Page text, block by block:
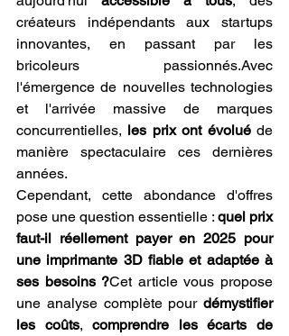
créateurs indépendants aux startups
innovantes, en passant par les
bricoleurs passionnés.Avec
l'émergence de nouvelles technologies
et l'arrivée massive de marques
concurrentielles, les prix ont évolué de
manière spectaculaire ces dernières
années.
Cependant, cette abondance d'offres
pose une question essentielle : quel prix
faut-il réellement payer en 2025 pour
une imprimante 3D fiable et adaptée à
ses besoins ?Cet article vous propose
une analyse complète pour démystifier
les coûts, comprendre les écarts de